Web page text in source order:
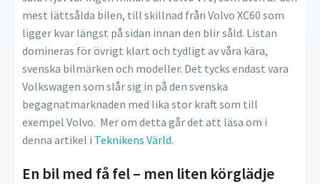
mest lättsålda bilen, till skillnad från Volvo XC60 som
ligger kvar längst på sidan innan den blir såld. Listan
domineras för övrigt klart och tydligt av våra kära,
svenska bilmärken och modeller. Det tycks endast vara
Volkswagen som slår sig in på den svenska
begagnatmarknaden med lika stor kraft som till
exempel Volvo. Mer om detta går det att läsa om i
denna artikel i Teknikens Värld.
En bil med få fel – men liten körglädje